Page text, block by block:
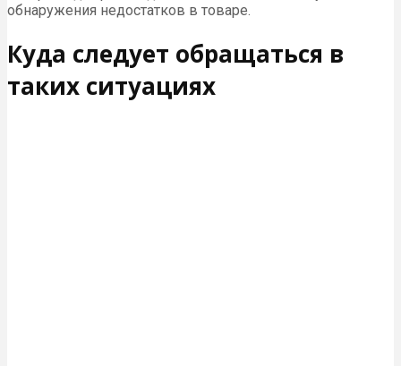
обнаружения недостатков в товаре.
Куда следует обращаться в
таких ситуациях